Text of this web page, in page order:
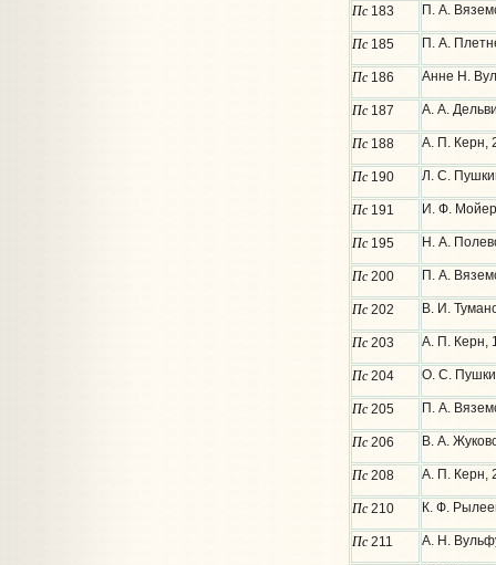
Пс 183 П. А.
Пс 185 П. А.
Пс 186 Анне Н.
Пс 187 А. А.
Пс 188 А. П. Керн,
Пс 190 Л. С.
Пс 191 И. Ф.
Пс 195 Н. А.
Пс200 П. А.
Пс202 В. И.
Пс203 А. П. Керн,
Пс204 О. С.
Пс205 П. А.
Пс206 В. А.
Пс208 А. П. Керн,
Пс210 К. Ф.
Пс211 А. Н.